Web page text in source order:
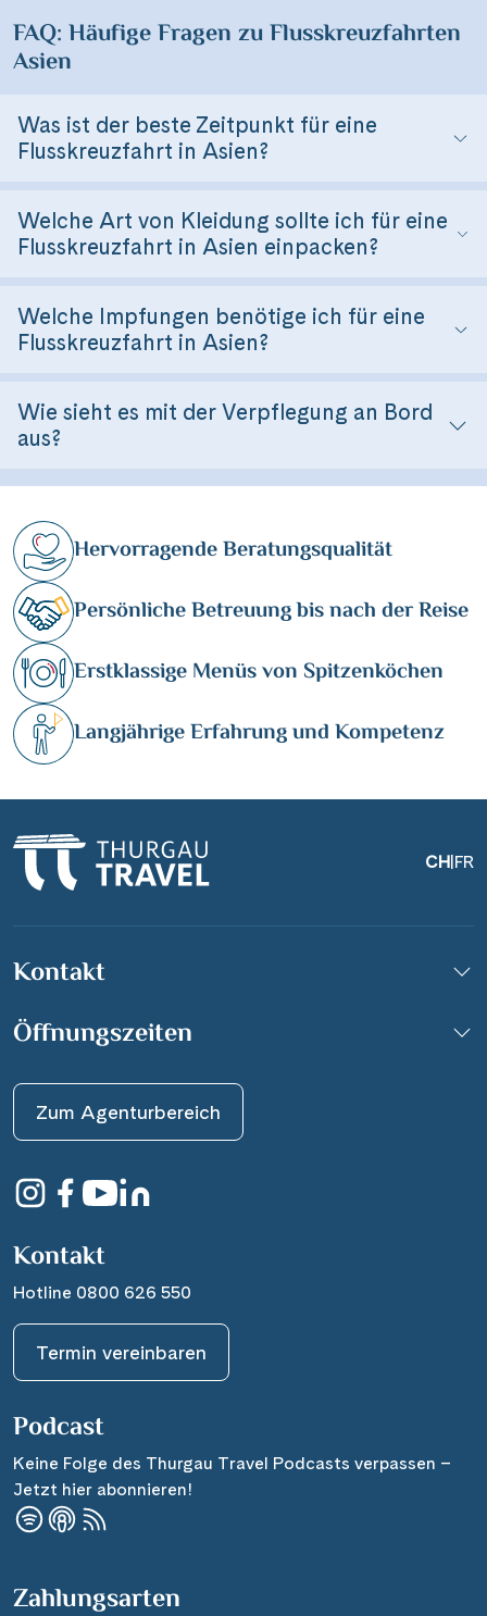
FAQ: Häufige Fragen zu Flusskreuzfahrten
Asien
Was ist der beste Zeitpunkt für eine
Flusskreuzfahrt in Asien?
Welche Art von Kleidung sollte ich für eine
Flusskreuzfahrt in Asien einpacken?
Welche Impfungen benötige ich für eine
Flusskreuzfahrt in Asien?
aus?
Kontakt
Öffnungszeiten
Zum Agenturbereich
Kontakt
Hotline 0800 626 550
Termin vereinbaren
Podcast